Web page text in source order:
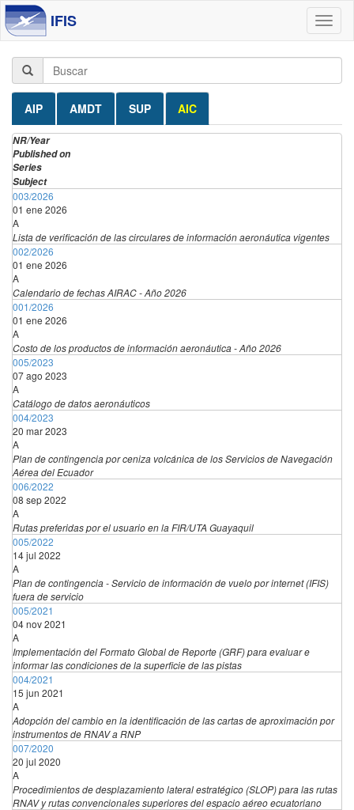
IFIS
AIP AMDT SUP AIC
NR/Year
Published on
Series
Subject
003/2026
01 ene 2026
A
Lista de verificación de las circulares de información aeronáutica vigentes
002/2026
01 ene 2026
A
Calendario de fechas AIRAC - Año 2026
001/2026
01 ene 2026
A
Costo de los productos de información aeronáutica - Año 2026
005/2023
07 ago 2023
A
Catálogo de datos aeronáuticos
004/2023
20 mar 2023
A
Plan de contingencia por ceniza volcánica de los Servicios de Navegación
Aérea del Ecuador
006/2022
08 sep 2022
A
Rutas preferidas por el usuario en la FIR/UTA Guayaquil
005/2022
14 jul 2022
A
Plan de contingencia - Servicio de información de vuelo por internet (IFIS)
fuera de servicio
005/2021
04 nov 2021
A
Implementación del Formato Global de Reporte (GRF) para evaluar e
informar las condiciones de la superficie de las pistas
004/2021
15 jun 2021
A
Adopción del cambio en la identificación de las cartas de aproximación por
instrumentos de RNAV a RNP
007/2020
20 jul 2020
A
Procedimientos de desplazamiento lateral estratégico (SLOP) para las rutas
RNAV y rutas convencionales superiores del espacio aéreo ecuatoriano